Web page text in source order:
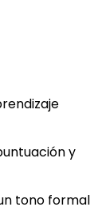
y
tono formal